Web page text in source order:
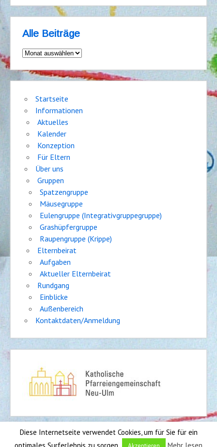
Alle Beiträge
Alle
Beiträge
Startseite
Informationen
Aktuelles
Kalender
Konzeption
Für Eltern
Über uns
Gruppen
Spatzengruppe
Mäusegruppe
Eulengruppe (Integrativgruppegruppe)
Grashüpfergruppe
Raupengruppe (Krippe)
Elternbeirat
Aufgaben
Aktueller Elternbeirat
Rundgang
Einblicke
Außenbereich
Kontaktdaten/Anmeldung
Diese Internetseite verwendet Cookies, um für Sie für ein